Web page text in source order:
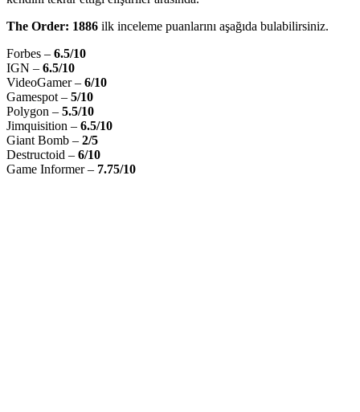
The Order: 1886 ilk inceleme puanlarını aşağıda bulabilirsiniz.
Forbes – 6.5/10
IGN – 6.5/10
VideoGamer – 6/10
Gamespot – 5/10
Polygon – 5.5/10
Jimquisition – 6.5/10
Giant Bomb – 2/5
Destructoid – 6/10
Game Informer – 7.75/10